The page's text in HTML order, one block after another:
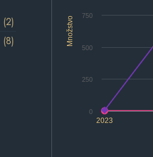
Množstvo
2023
0
250
500
750
(2)
(8)